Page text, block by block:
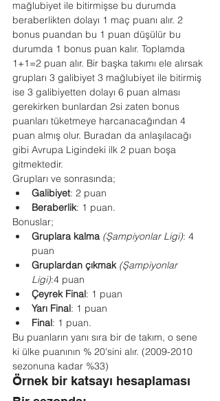
mağlubiyet ile bitirmişse bu durumda
beraberlikten dolayı 1 maç puanı alır. 2
bonus puandan bu 1 puan düşülür bu
durumda 1 bonus puan kalır. Toplamda
1+1=2 puan alır. Bir başka takımı ele alırsak
grupları 3 galibiyet 3 mağlubiyet ile bitirmiş
ise 3 galibiyetten dolayı 6 puan alması
gerekirken bunlardan 2si zaten bonus
puanları tüketmeye harcanacağından 4
puan almış olur. Buradan da anlaşılacağı
gibi Avrupa Ligindeki ilk 2 puan boşa
gitmektedir.
Grupları ve sonrasında;
Galibiyet: 2 puan
Beraberlik: 1 puan.
Bonuslar;
Gruplara kalma (Şampiyonlar Ligi): 4
puan
Gruplardan çıkmak (Şampiyonlar
Ligi):4 puan
Çeyrek Final: 1 puan
Yarı Final: 1 puan
Final: 1 puan.
Bu puanların yanı sıra bir de takım, o sene
ki ülke puanının % 20'sini alır. (2009-2010
sezonuna kadar %33)
Örnek bir katsayı hesaplaması